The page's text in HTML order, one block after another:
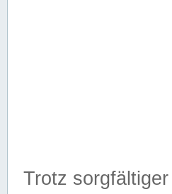
Trotz